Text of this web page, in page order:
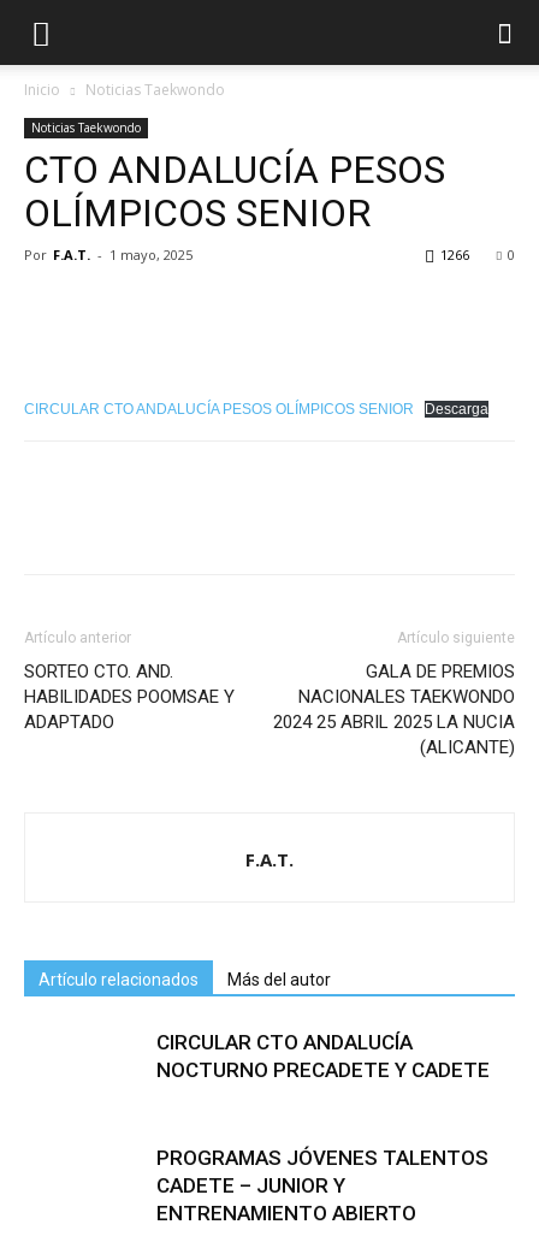
Inicio Noticias Taekwondo
Noticias Taekwondo
CTO ANDALUCÍA PESOS
OLÍMPICOS SENIOR
Por F.A.T. - 1 mayo, 2025 0
1266
CIRCULAR CTO ANDALUCÍA PESOS OLÍMPICOS SENIOR Descarga
Artículo anterior
SORTEO CTO. AND.
HABILIDADES POOMSAE Y
ADAPTADO
Artículo siguiente
GALA DE PREMIOS
NACIONALES TAEKWONDO
2024 25 ABRIL 2025 LA NUCIA
(ALICANTE)
F.A.T.
Artículo relacionados Más del autor
CIRCULAR CTO ANDALUCÍA
NOCTURNO PRECADETE Y CADETE
PROGRAMAS JÓVENES TALENTOS
CADETE – JUNIOR Y
ENTRENAMIENTO ABIERTO